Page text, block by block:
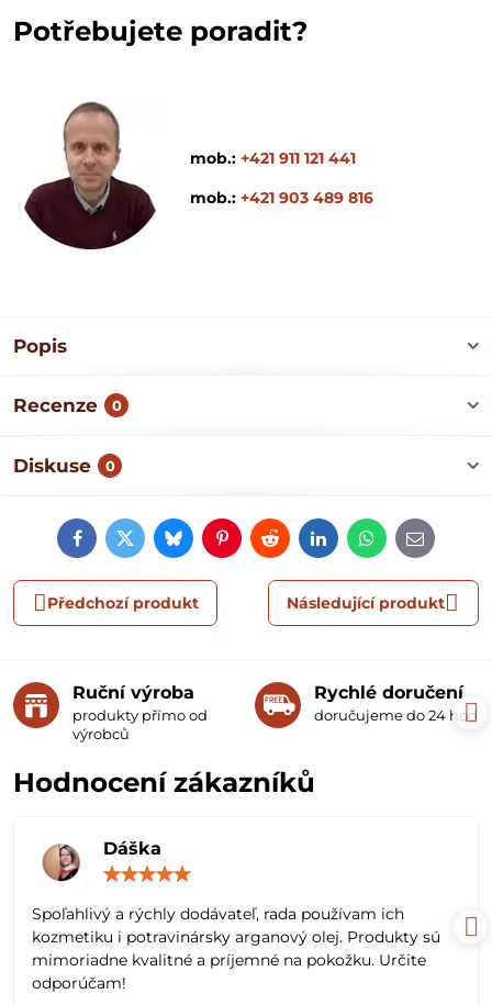
Potřebujete poradit?
mob.: +421 911 121 441
mob.: +421 903 489 816
Popis
Recenze 0
Diskuse 0
FacebookTwitterBlueskyPinterestRedditLinkedInWhatsApp
E-
mail
Předchozí produkt Následující produkt
Ruční výroba
produkty přímo od
výrobců
Rychlé doručení
doručujeme do 24 hodin
Hodnocení zákazníků
Dáška
5
Spoľahlivý a rýchly dodávateľ, rada používam ich
kozmetiku i potravinársky arganový olej. Produkty sú
mimoriadne kvalitné a príjemné na pokožku. Určite
odporúčam!